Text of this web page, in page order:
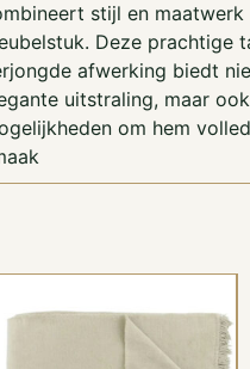
stijl en maatwerk
Deze prachtige
afwerking biedt
uitstraling, maar
om hem